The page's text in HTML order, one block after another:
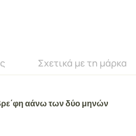
Σχετικά με τη μάρκα
αάνω των δύο μηνών